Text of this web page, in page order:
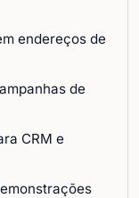
endereços de
de
CRM e